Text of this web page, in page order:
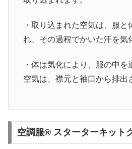
・取り込まれた空気は、服
れ、その過程でかいた汗を気
・体は気化により、服の中を
空気は、襟元と袖口から排出
空調服® スターターキット